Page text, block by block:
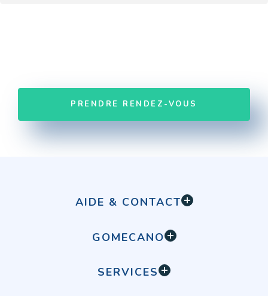
PRENDRE RENDEZ-VOUS
AIDE & CONTACT
GOMECANO
SERVICES